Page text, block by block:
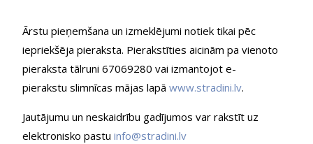
Ārstu pieņemšana un izmeklējumi notiek tikai pēc
iepriekšēja pieraksta. Pierakstīties aicinām pa vienoto
pieraksta tālruni 67069280 vai izmantojot e-
pierakstu slimnīcas mājas lapā www.stradini.lv.
Jautājumu un neskaidrību gadījumos var rakstīt uz
elektronisko pastu info@stradini.lv